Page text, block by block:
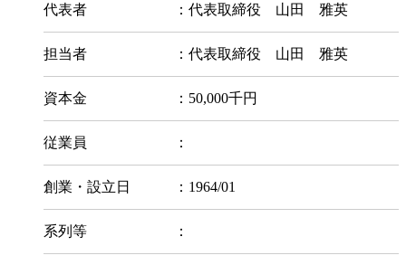
代表者 ：代表取締役 山田 雅英
担当者 ：代表取締役 山田 雅英
資本金 ：50,000千円
従業員 ：
創業・設立日 ：1964/01
系列等 ：